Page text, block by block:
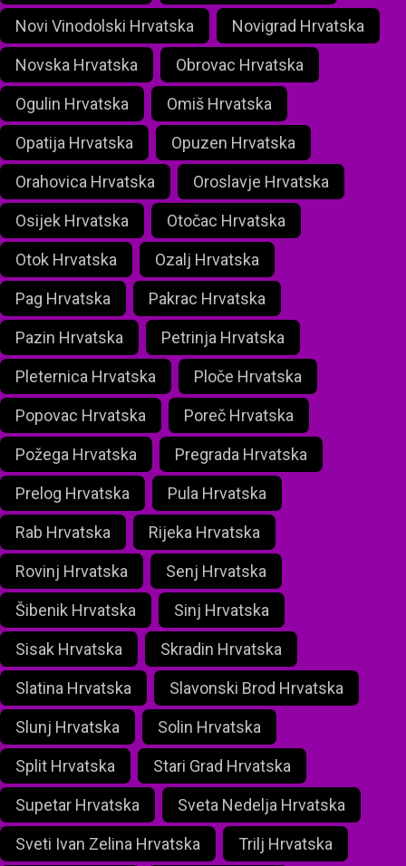
Novi Vinodolski Hrvatska Novigrad Hrvatska
Novska Hrvatska Obrovac Hrvatska
Ogulin Hrvatska Omiš Hrvatska
Opatija Hrvatska Opuzen Hrvatska
Orahovica Hrvatska Oroslavje Hrvatska
Osijek Hrvatska Otočac Hrvatska
Otok Hrvatska Ozalj Hrvatska
Pag Hrvatska Pakrac Hrvatska
Pazin Hrvatska Petrinja Hrvatska
Pleternica Hrvatska Ploče Hrvatska
Popovac Hrvatska Poreč Hrvatska
Požega Hrvatska Pregrada Hrvatska
Prelog Hrvatska Pula Hrvatska
Rab Hrvatska Rijeka Hrvatska
Rovinj Hrvatska Senj Hrvatska
Šibenik Hrvatska Sinj Hrvatska
Sisak Hrvatska Skradin Hrvatska
Slatina Hrvatska Slavonski Brod Hrvatska
Slunj Hrvatska Solin Hrvatska
Split Hrvatska Stari Grad Hrvatska
Supetar Hrvatska Sveta Nedelja Hrvatska
Sveti Ivan Zelina Hrvatska Trilj Hrvatska